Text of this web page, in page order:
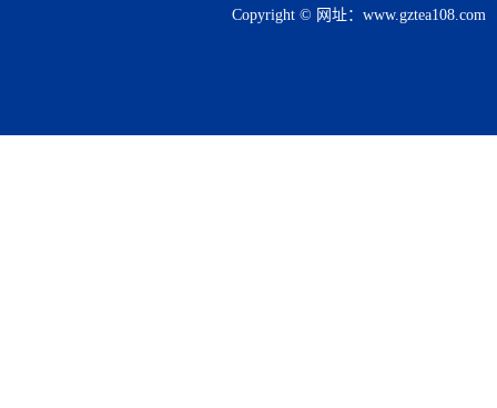
Copyright © 网址： www.gztea108.com